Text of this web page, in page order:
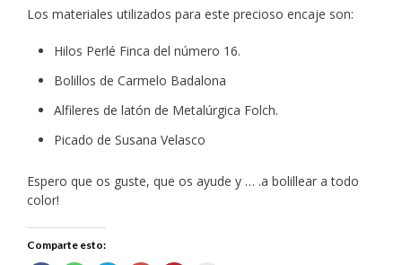
Los materiales utilizados para este precioso encaje son:
Hilos Perlé Finca del número 16.
Bolillos de Carmelo Badalona
Alfileres de latón de Metalúrgica Folch.
Picado de Susana Velasco
Espero que os guste, que os ayude y … .a bolillear a todo
color!
Comparte esto: